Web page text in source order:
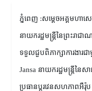
ភ្នំពេញ :សម្ដេចអគ្គមហា
នាយករដ្ឋមន្ត្រីនៃព្រះរាជា
ទទួលជួបពិភាក្សាការងារ
Jansa នាយករដ្ឋមន្ត្រីនៃស
ប្រធានប្តូរវេនសហភាពអឺរ៉ុ